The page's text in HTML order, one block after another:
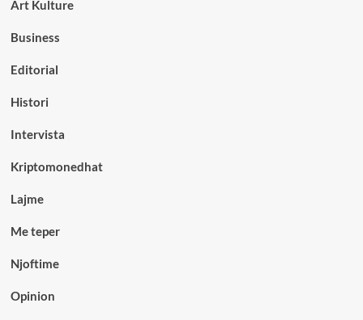
Art Kulture
Business
Editorial
Histori
Intervista
Kriptomonedhat
Lajme
Me teper
Njoftime
Opinion